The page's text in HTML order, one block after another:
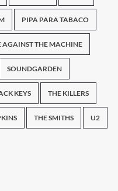
PIPA PARA TABACO
AGAINST THE MACHINE
SOUNDGARDEN
KEYS THE KILLERS
THE SMITHS U2